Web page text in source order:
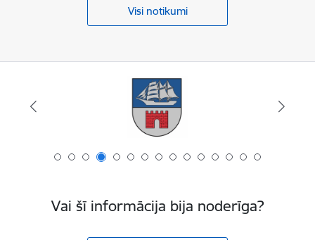
Visi notikumi
Vai šī informācija bija noderīga?